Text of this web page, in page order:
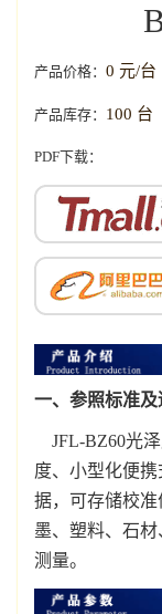
产品价格： 0 元/台
产品库存： 100 台
PDF下载：
一、参照标准及
JFL-BZ60光泽
度、小型化便
据，可存储校
墨、塑料、石
测量。